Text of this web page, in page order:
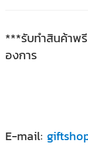
***รับทำสินค้าพ
องการ
E-mail: